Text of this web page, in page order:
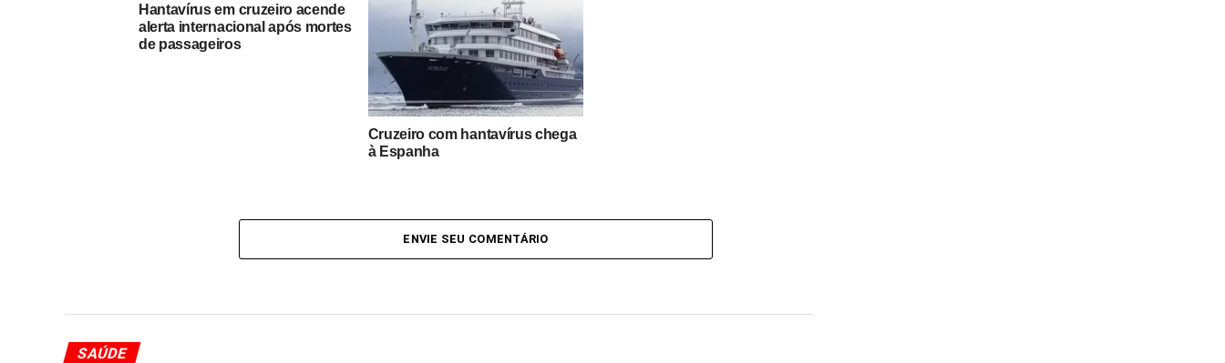
Hantavírus em cruzeiro acende
alerta internacional após mortes
de passageiros
Cruzeiro com hantavírus chega
à Espanha
ENVIE SEU COMENTÁRIO
SAÚDE